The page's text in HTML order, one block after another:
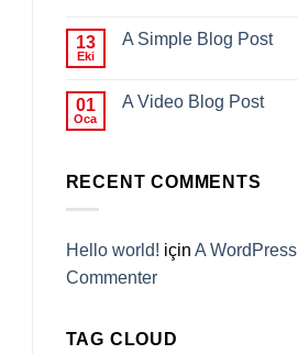
13
Eki
A Simple Blog Post
01
Oca
A Video Blog Post
RECENT COMMENTS
Hello world! için A WordPress
Commenter
TAG CLOUD